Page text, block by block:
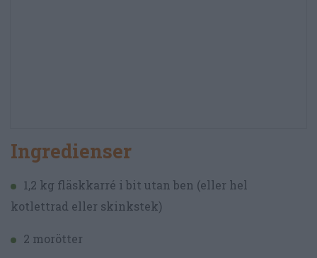
Ingredienser
1,2 kg fläskkarré i bit utan ben (eller hel
kotlettrad eller skinkstek)
2 morötter